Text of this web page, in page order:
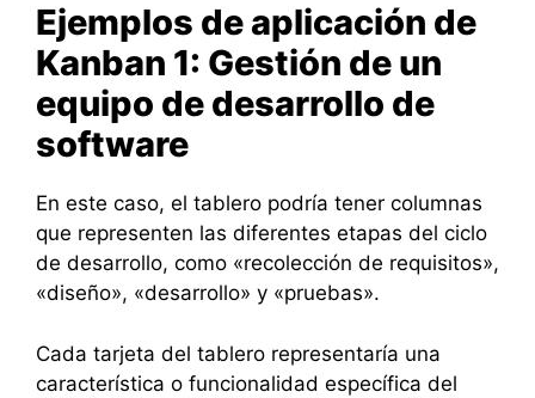
Ejemplos de aplicación de
Kanban 1: Gestión de un
equipo de desarrollo de
software
En este caso, el tablero podría tener columnas
que representen las diferentes etapas del ciclo
de desarrollo, como «recolección de requisitos»,
«diseño», «desarrollo» y «pruebas».
Cada tarjeta del tablero representaría una
característica o funcionalidad específica del